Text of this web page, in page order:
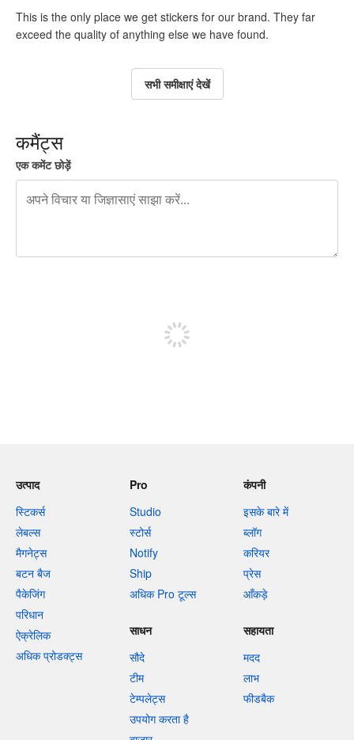
This is the only place we get stickers for our brand. They far
exceed the quality of anything else we have found.
सभी समीक्षाएं देखें
कमैंट्स
एक कमेंट छोड़ें
उत्पाद
स्टिकर्स
लेबल्स
मैगनेट्स
बटन बैज
पैकेजिंग
परिधान
ऐक्रेलिक
अधिक प्रोडक्ट्स
Pro
Studio
स्टोर्स
Notify
Ship
अधिक Pro टूल्स
कंपनी
इसके बारे में
ब्लॉग
करियर
प्रेस
आँकड़े
साधन
सौदे
टीम
टेम्पलेट्स
उपयोग करता है
सहायता
मदद
लाभ
फीडबैक